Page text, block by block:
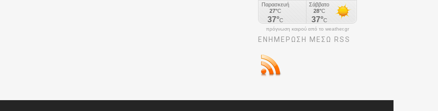
πρόγνωση καιρού από το weather.gr
ΕΝΗΜΈΡΩΣΉ ΜΕΣΩ RSS